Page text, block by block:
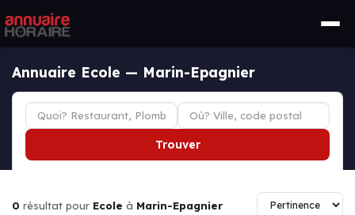
Annuaire Ecole — Marin-Epagnier
Trouver
0 résultat pour Ecole à Marin-Epagnier